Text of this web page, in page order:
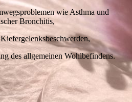
wie Asthma und
Bronchitis,
des allgemeinen Wohlbefindens.